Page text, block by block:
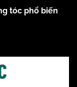
tóc phổ biến